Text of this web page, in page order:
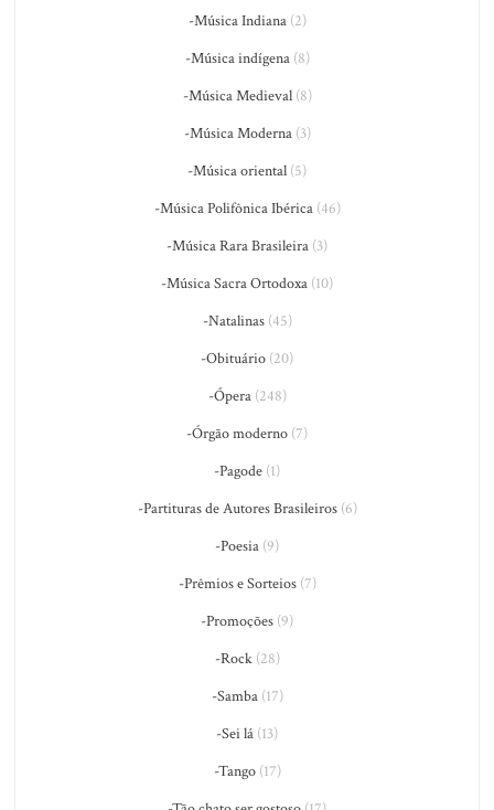
-Música Indiana(2)
-Música indígena(8)
-Música Medieval(8)
-Música Moderna(3)
-Música oriental (5)
-Música Polifônica Ibérica(46)
-Música Rara Brasileira (3)
-Música Sacra Ortodoxa (10)
-Natalinas(45)
-Obituário (20)
-Ópera(248)
-Órgão moderno (7)
-Pagode (1)
-Partituras de Autores Brasileiros(6)
-Poesia (9)
-Prêmios e Sorteios(7)
-Promoções (9)
-Rock(28)
-Samba(17)
-Sei lá (13)
-Tango(17)